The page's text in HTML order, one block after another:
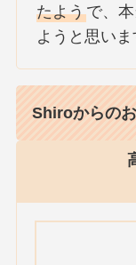
たようで、
ようと思いま
Shiroからの